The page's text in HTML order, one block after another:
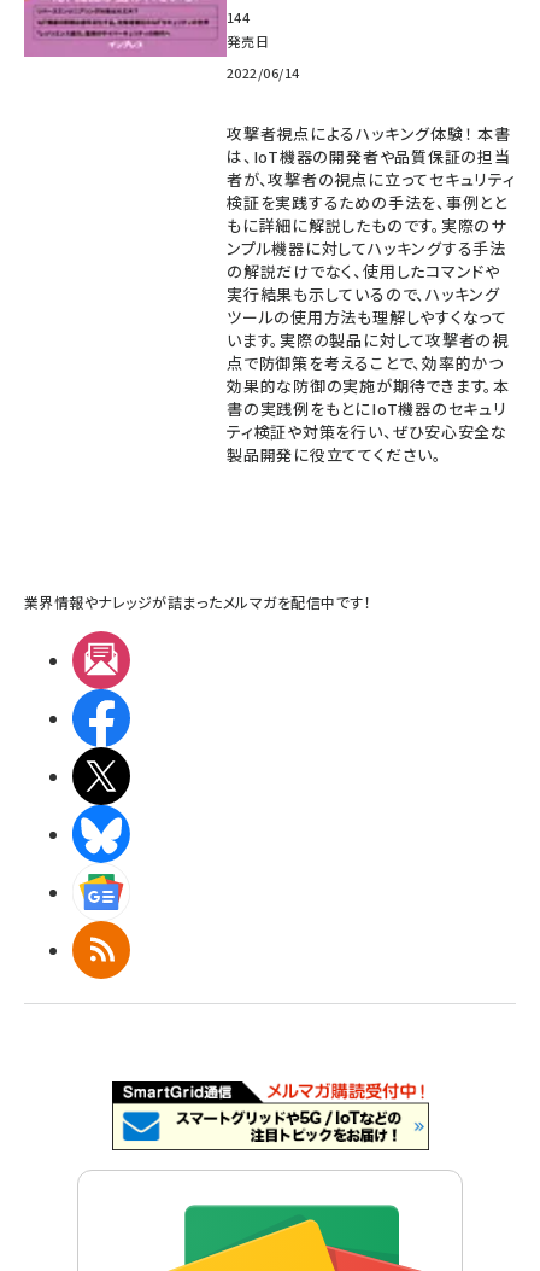
144
発売日
2022/06/14
攻撃者視点によるハッキング体験！ 本書
は、IoT機器の開発者や品質保証の担当
者が、攻撃者の視点に立ってセキュリティ
検証を実践するための手法を、事例とと
もに詳細に解説したものです。実際のサ
ンプル機器に対してハッキングする手法
の解説だけでなく、使用したコマンドや
実行結果も示しているので、ハッキング
ツールの使用方法も理解しやすくなって
います。実際の製品に対して攻撃者の視
点で防御策を考えることで、効率的かつ
効果的な防御の実施が期待できます。本
書の実践例をもとにIoT機器のセキュリ
ティ検証や対策を行い、ぜひ安心安全な
製品開発に役立ててください。
業界情報やナレッジが詰まったメルマガを配信中です！
RSS